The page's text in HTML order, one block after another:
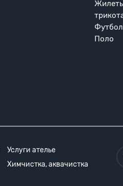
Поло
Услуги ателье
Химчистка, аквачистка